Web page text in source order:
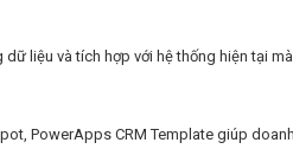
liệu và tích hợp với hệ thống hiện tại
PowerApps CRM Template giúp